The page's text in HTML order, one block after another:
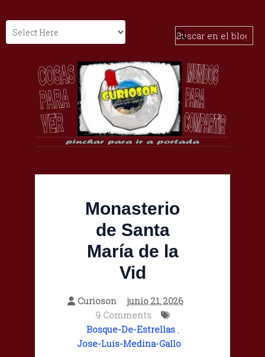
Monasterio
de Santa
María de la
Vid
Curioson
junio 21, 2026
9 Comments
Bosque-De-Estrellas,
Jose-Luis-Medina-Gallo